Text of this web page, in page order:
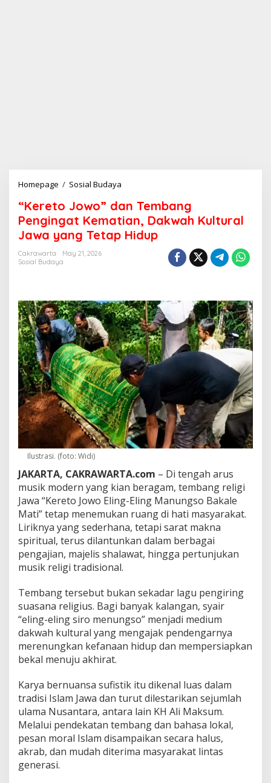
Homepage / Sosial Budaya
e
r
e
”
d
a
n
T
e
m
b
a
n
g
P
e
n
i
n
g
a
t
e
m
a
n
,
D
a
k
w
K
u
l
t
u
r
a
“Kereto Jowo” dan Tembang
Pengingat Kematian, Dakwah Kultural
Jawa yang Tetap Hidup
Cakrawarta
May 21, 2026
Sosial Budaya
Ilustrasi. (foto: Widi)
JAKARTA, CAKRAWARTA.com – Di tengah arus
musik modern yang kian beragam, tembang religi
Jawa “Kereto Jowo Eling-Eling Manungso Bakale
Mati” tetap menemukan ruang di hati masyarakat.
Liriknya yang sederhana, tetapi sarat makna
spiritual, terus dilantunkan dalam berbagai
pengajian, majelis shalawat, hingga pertunjukan
musik religi tradisional.
Tembang tersebut bukan sekadar lagu pengiring
suasana religius. Bagi banyak kalangan, syair
“eling-eling siro menungso” menjadi medium
dakwah kultural yang mengajak pendengarnya
merenungkan kefanaan hidup dan mempersiapkan
bekal menuju akhirat.
Karya bernuansa sufistik itu dikenal luas dalam
tradisi Islam Jawa dan turut dilestarikan sejumlah
ulama Nusantara, antara lain KH Ali Maksum.
Melalui pendekatan tembang dan bahasa lokal,
pesan moral Islam disampaikan secara halus,
akrab, dan mudah diterima masyarakat lintas
generasi.